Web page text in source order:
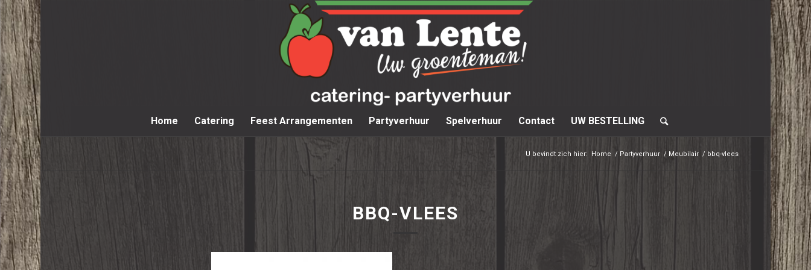
Home Catering Feest Arrangementen Partyverhuur Spelverhuur Contact UW BESTELLING
U bevindt zich hier: Home / Partyverhuur / Meubilair / bbq-vlees
BBQ-VLEES